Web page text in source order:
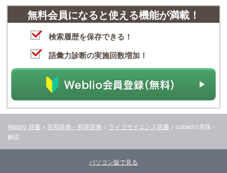
無料会員になると使える機能が満載！
検索履歴を保存できる！
語彙力診断の実施回数増加！
Weblio 辞書 > 英和辞典・和英辞典 > ライフサイエンス辞書 > cubedの意味・
解説
パソコン版で見る